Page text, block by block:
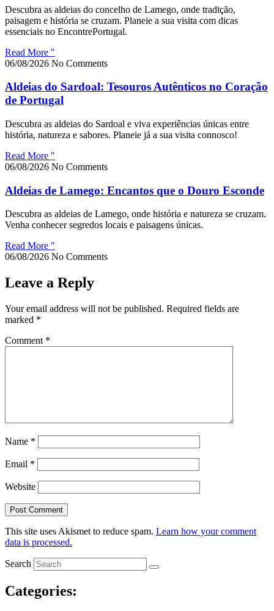
Descubra as aldeias do concelho de Lamego, onde tradição,
paisagem e história se cruzam. Planeie a sua visita com dicas
essenciais no EncontrePortugal.
Read More "
06/08/2026 No Comments
Aldeias do Sardoal: Tesouros Autênticos no Coração
de Portugal
Descubra as aldeias do Sardoal e viva experiências únicas entre
história, natureza e sabores. Planeie já a sua visita connosco!
Read More "
06/08/2026 No Comments
Aldeias de Lamego: Encantos que o Douro Esconde
Descubra as aldeias de Lamego, onde história e natureza se cruzam.
Venha conhecer segredos locais e paisagens únicas.
Read More "
06/08/2026 No Comments
Leave a Reply
Your email address will not be published. Required fields are
marked *
Comment *
Name *
Email *
Website
This site uses Akismet to reduce spam. Learn how your comment
data is processed.
Search
Categories: